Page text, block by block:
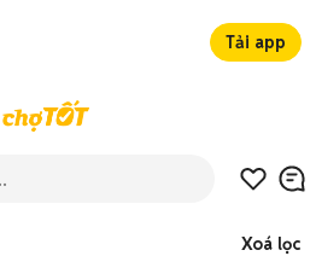
Tải app
Xoá lọc